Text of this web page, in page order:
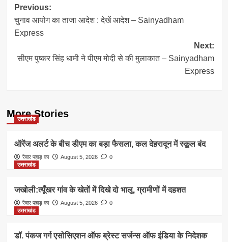
Post
navigation
Previous:
चुनाव आयोग का ताजा आदेश : देखें आदेश – Sainyadham
Express
Next:
सीएम पुष्कर सिंह धामी ने पीएम मोदी से की मुलाकात – Sainyadham
Express
More Stories
उत्तराखंड
ऑरेंज अलर्ट के बीच डीएम का बड़ा फैसला, कल देहरादून में स्कूल बंद
रैबार पहाड़ का August 5, 2026
0
उत्तराखंड
जखोली:त्यूँखर गांव के खेतों में दिखे दो भालू, ग्रामीणों में दहशत
रैबार पहाड़ का August 5, 2026
0
उत्तराखंड
डॉ. पंकज गर्ग एसोसिएशन ऑफ ब्रेस्ट सर्जन्स ऑफ इंडिया के निदेशक